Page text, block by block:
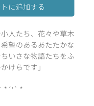
に追加する
小人たち、花々や草木
望のあるあたたかな
いさな物語たちをふ
けらです」
*´‘` *